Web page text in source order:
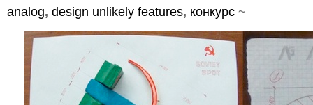
analog, design unlikely features, конкурс ~